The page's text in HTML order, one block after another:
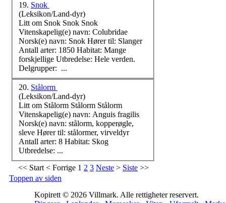
19. Snok
(Leksikon/Land-dyr)
Litt om Snok Snok Snok
Vitenskapelig(e) navn: Colubridae
Norsk(e) navn: Snok Hører til: Slanger
Antall arter: 1850 Habitat: Mange
forskjellige Utbredelse: Hele verden.
Delgrupper: ...
20. Stålorm
(Leksikon/Land-dyr)
Litt om Stålorm Stålorm Stålorm
Vitenskapelig(e) navn: Anguis fragilis
Norsk(e) navn: stålorm, kopperøgle,
sleve Hører til: stålormer, virveldyr
Antall arter: 8 Habitat: Skog
Utbredelse: ...
<< Start < Forrige 1 2 3 Neste > Siste >>
Toppen av siden
Kopirett © 2026 Villmark. Alle rettigheter reservert.